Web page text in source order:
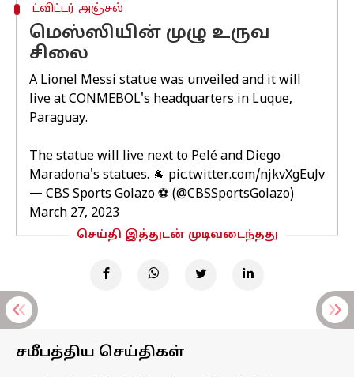
ட்விட்டர் அஞ்சல்
மெஸ்ஸியின் முழு உருவ
சிலை
A Lionel Messi statue was unveiled and it will
live at CONMEBOL's headquarters in Luque,
Paraguay.
The statue will live next to Pelé and Diego
Maradona's statues. 🐐 pic.twitter.com/njkvXgEuJv
— CBS Sports Golazo ⚽️ (@CBSSportsGolazo)
March 27, 2023
செய்தி இத்துடன் முடிவடைந்தது
சமீபத்திய செய்திகள்